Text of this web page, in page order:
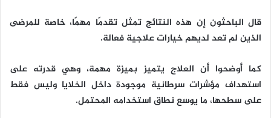
قال الباحثون إن هذه النتائج تمثل تقدمًا مهمًا، خاصة للمرضى
الذين لم تعد لديهم خيارات علاجية فعالة.
كما أوضحوا أن العلاج يتميز بميزة مهمة، وهي قدرته على
استهداف مؤشرات سرطانية موجودة داخل الخلايا وليس فقط
على سطحها، ما يوسع نطاق استخدامه المحتمل.